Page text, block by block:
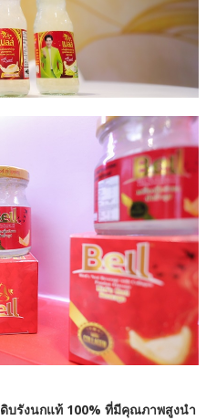
บรังนกแท้ 100% ที่มีคุณภาพสูงนำ